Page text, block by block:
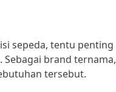
sepeda, tentu
brand
tersebut.